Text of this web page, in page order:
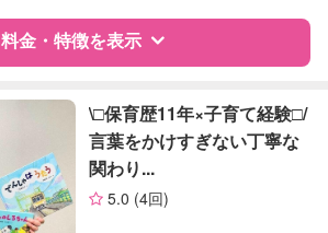
音楽レッスン
絵・工作レッスン
対応可能
料金・特徴を表示
レビュー
自治体届出済ベビーシッター
\□︎保育歴11年×子育て経験□︎/
言葉をかけすぎない丁寧な
関わり...
5.0 (4回)